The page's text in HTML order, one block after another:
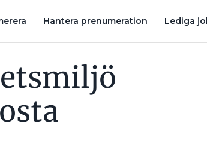
Hantera prenumeration Lediga
ÖKAR I YRKEN UTANFÖR ELBRANSCHEN